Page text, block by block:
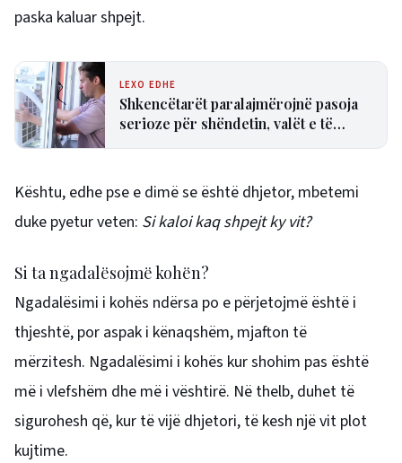
paska kaluar shpejt.
LEXO EDHE
Shkencëtarët paralajmërojnë pasoja
serioze për shëndetin, valët e të
Kështu, edhe pse e dimë se është dhjetor, mbetemi
duke pyetur veten: Si kaloi kaq shpejt ky vit?
Si ta ngadalësojmë kohën?
Ngadalësimi i kohës ndërsa po e përjetojmë është i
thjeshtë, por aspak i kënaqshëm, mjafton të
mërzitesh. Ngadalësimi i kohës kur shohim pas është
më i vlefshëm dhe më i vështirë. Në thelb, duhet të
sigurohesh që, kur të vijë dhjetori, të kesh një vit plot
kujtime.